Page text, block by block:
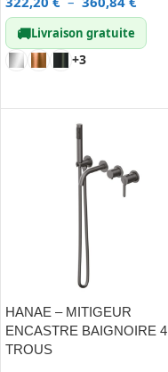
🚚Livraison gratuite
+3
HANAE – MITIGEUR
ENCASTRE BAIGNOIRE 4
TROUS